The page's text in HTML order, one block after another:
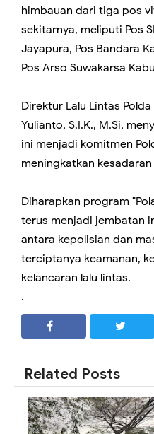
himbauan dari tiga pos
sekitarnya, meliputi Pos
Jayapura, Pos Bandara
Pos Arso Suwakarsa
Direktur Lalu Lintas
Yulianto, S.I.K., M.Si,
ini menjadi komitmen
meningkatkan
Diharapkan program
terus menjadi jembatan
antara kepolisian dan
terciptanya keamanan,
kelancaran lalu lintas.
.
Related Posts